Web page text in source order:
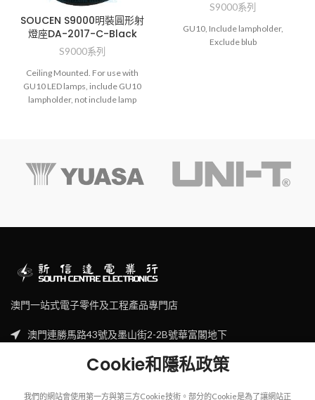
SOUCEN S9000明裝圓形射
燈座DA-2017-C-Black
S9000系列
Ceiling Mounted. For use with
GU10 LED lamps, include GU10
lampholder, not include lamp
S9000系列
GU10, Include lampholder,
Exclude blub
澳門一站式電子零件及工程產品專門店
澳門連勝馬路43號及墨山街2-2B號華富閣地下
Cookie和隱私政策
我們的網站會使用第一方與第三方Cookie技術。部分的Cookie是為了讓網站正